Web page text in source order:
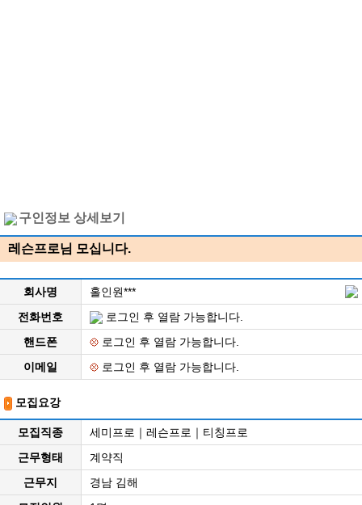
구인정보 상세보기
레슨프로님 모십니다.
회사명
홀인원***
전화번호
로그인 후 열람 가능합니다.
핸드폰
로그인 후 열람 가능합니다.
이메일
로그인 후 열람 가능합니다.
모집요강
모집직종
세미프로｜레슨프로｜티칭프로
근무형태
계약직
근무지
경남 김해